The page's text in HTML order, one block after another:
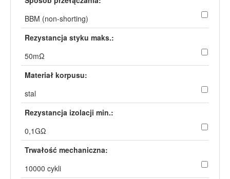
BBM (non-shorting)
Rezystancja styku maks.:
50mΩ
Materiał korpusu:
stal
Rezystancja izolacji min.:
0,1GΩ
Trwałość mechaniczna:
10000 cykli